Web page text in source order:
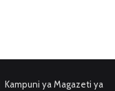
Kampuni ya Magazeti ya